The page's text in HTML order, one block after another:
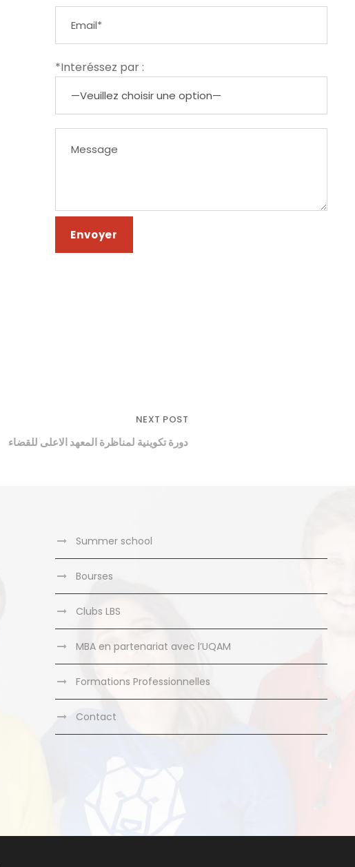
*Interéssez par :
NEXT POST
دورة تكوينية لمناظرة المعهد الاعلى للقضاء
Summer school
Bourses
Clubs LBS
MBA en partenariat avec l’UQAM
Formations Professionnelles
Contact